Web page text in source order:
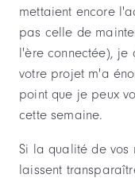
mettaient encore
pas celle de
l'ère connectée),
votre projet m'a
point que je peux
cette semaine.
Si la qualité de vos
laissent